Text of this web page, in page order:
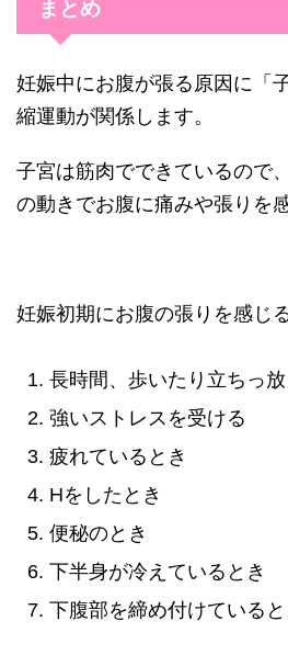
まとめ
妊娠中にお腹が張る原因に「
縮運動が関係します。
子宮は筋肉でできているので
の動きでお腹に痛みや張りを
妊娠初期にお腹の張りを感じ
長時間、歩いたり立ちっ
強いストレスを受ける
疲れているとき
Hをしたとき
便秘のとき
下半身が冷えているとき
下腹部を締め付けていると